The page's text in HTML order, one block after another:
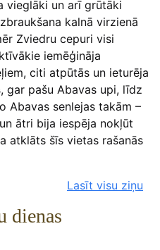
vieglāki un arī grūtāki
kalnā virzienā
Zviedru cepuri visi
iemēģināja
citi atpūtās un ieturēja
gar pašu Abavas upi, līdz
Abavas senlejas takām –
ātri bija iespēja nokļūt
atklāts šīs vietas rašanās
Lasīt visu ziņu
dienas